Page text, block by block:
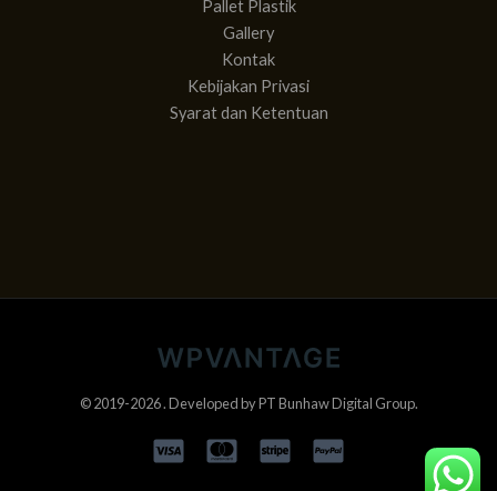
Pallet Plastik
Gallery
Kontak
Kebijakan Privasi
Syarat dan Ketentuan
© 2019-2026 . Developed byPT Bunhaw Digital Group.